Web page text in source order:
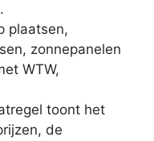
plaatsen,
zonnepanelen
WTW,
toont het
de